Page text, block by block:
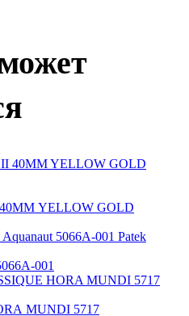
YELLOW GOLD
Patek
001
MUNDI 5717